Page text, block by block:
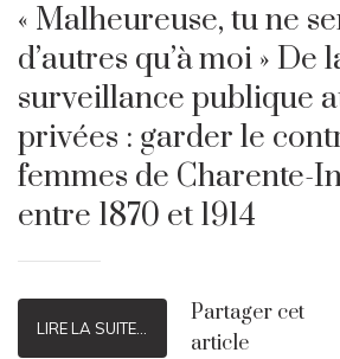
« Malheureuse, tu ne
d’autres qu’à moi » De
surveillance publique
privées : garder le
femmes de Charente-
entre 1870 et 1914
LIRE LA SUITE...
Partager cet
article